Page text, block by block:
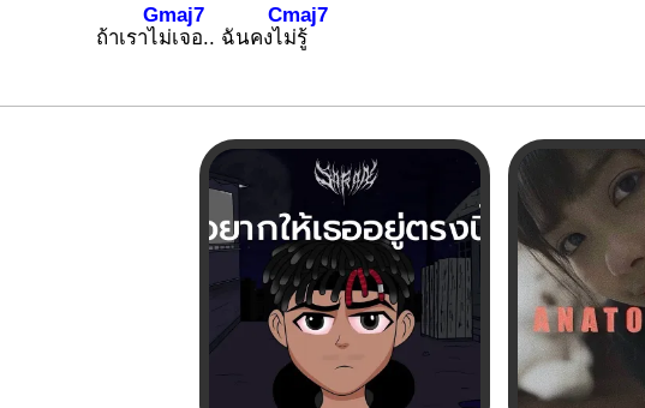
ถ้าเราไ
Gmaj7
ม่เจอ.. ฉันคงไ
Cmaj7
ม่รู้